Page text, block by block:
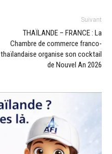
Suivant
THAÏLANDE – FRANCE : La
Chambre de commerce franco-
thaïlandaise organise son cocktail
de Nouvel An 2026